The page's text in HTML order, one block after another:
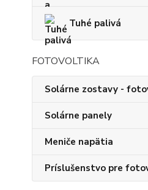
Tuhé palivá
FOTOVOLTIKA
Solárne zostavy -
Solárne panely
Meniče napätia
Príslušenstvo pre